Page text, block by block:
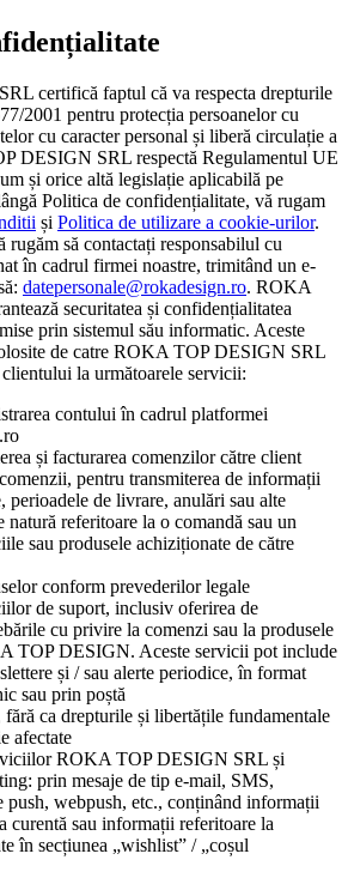
certifică faptul că va respecta drepturile
2001 pentru protecția persoanelor cu
cu caracter personal și liberă circulație a
DESIGN SRL respectă Regulamentul UE
și orice altă legislație aplicabilă pe
Politica de confidențialitate, vă rugam
și Politica de utilizare a cookie-urilor.
rugăm să contactați responsabilul cu
în cadrul firmei noastre, trimitând un e-
datepersonale@rokadesign.ro. ROKA
securitatea și confidențialitatea
prin sistemul său informatic. Aceste
de catre ROKA TOP DESIGN SRL
la următoarele servicii:
contului în cadrul platformei
și facturarea comenzilor către client
pentru transmiterea de informații
perioadele de livrare, anulări sau alte
natură referitoare la o comandă sau un
sau produsele achiziționate de către
conform prevederilor legale
de suport, inclusiv oferirea de
cu privire la comenzi sau la produsele
TOP DESIGN. Aceste servicii pot include
și / sau alerte periodice, în format
sau prin poștă
fără ca drepturile și libertățile fundamentale
afectate
ROKA TOP DESIGN SRL și
prin mesaje de tip e-mail, SMS,
push, webpush, etc., conținând informații
curentă sau informații referitoare la
în secțiunea „wishlist” / „coșul